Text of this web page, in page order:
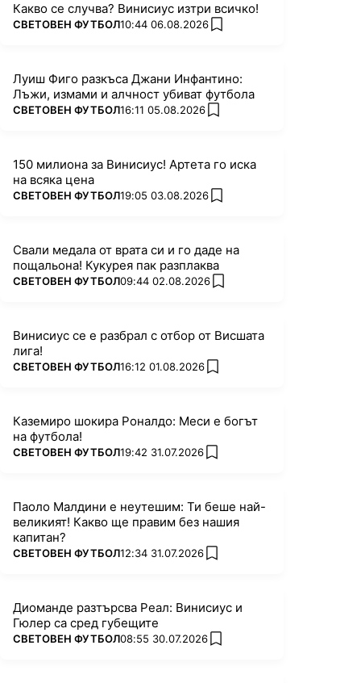
Какво се случва? Винисиус изтри всичко!
ПОВЕЧЕ ОТ
СВЕТОВЕН ФУТБОЛ10:44 06.08.2026 add favorites
Луиш Фиго разкъса Джани Инфантино:
Лъжи, измами и алчност убиват футбола
ПОВЕЧЕ ОТ
СВЕТОВЕН ФУТБОЛ16:11 05.08.2026 add favorites
150 милиона за Винисиус! Артета го иска
на всяка цена
ПОВЕЧЕ ОТ
СВЕТОВЕН ФУТБОЛ19:05 03.08.2026 add favorites
Свали медала от врата си и го даде на
пощальона! Кукурея пак разплаква
ПОВЕЧЕ ОТ
СВЕТОВЕН ФУТБОЛ09:44 02.08.2026 add favorites
Винисиус се е разбрал с отбор от Висшата
лига!
ПОВЕЧЕ ОТ
СВЕТОВЕН ФУТБОЛ16:12 01.08.2026 add favorites
Каземиро шокира Роналдо: Меси е богът
на футбола!
ПОВЕЧЕ ОТ
СВЕТОВЕН ФУТБОЛ19:42 31.07.2026 add favorites
Паоло Малдини е неутешим: Ти беше най-
великият! Какво ще правим без нашия
капитан?
ПОВЕЧЕ ОТ
СВЕТОВЕН ФУТБОЛ12:34 31.07.2026 add favorites
Диоманде разтърсва Реал: Винисиус и
Гюлер са сред губещите
ПОВЕЧЕ ОТ
СВЕТОВЕН ФУТБОЛ08:55 30.07.2026 add favorites